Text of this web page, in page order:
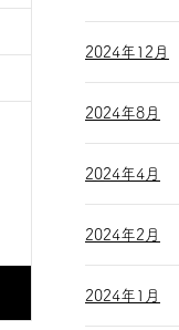
2024年12月
2024年8月
2024年4月
2024年2月
2024年1月